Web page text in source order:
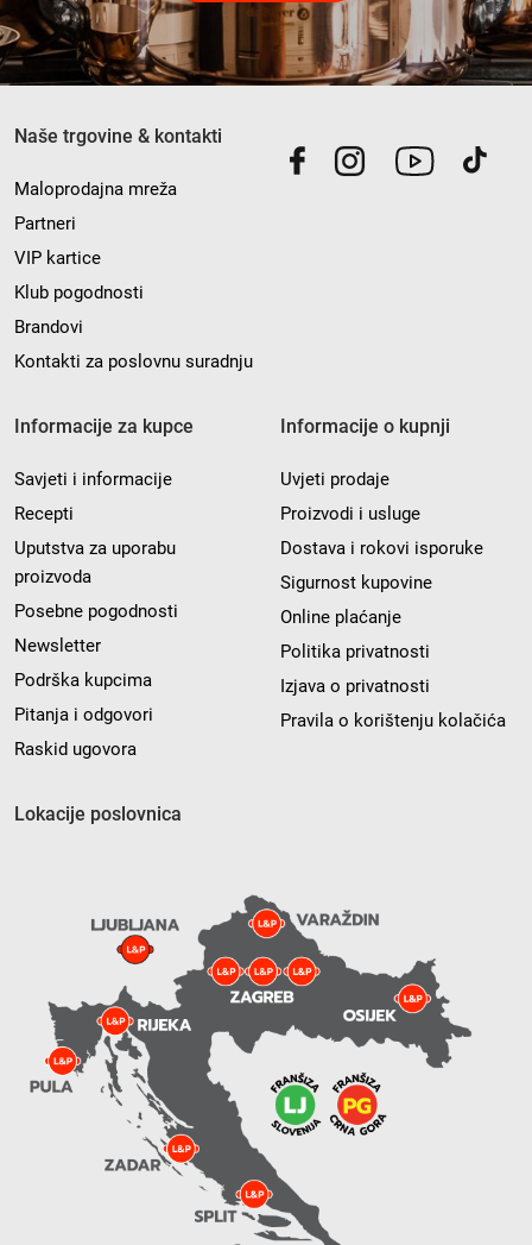
Naše trgovine & kontakti
Maloprodajna mreža
Partneri
VIP kartice
Klub pogodnosti
Brandovi
Kontakti za poslovnu suradnju
Informacije za kupce
Savjeti i informacije
Recepti
Uputstva za uporabu
proizvoda
Posebne pogodnosti
Newsletter
Podrška kupcima
Pitanja i odgovori
Raskid ugovora
Informacije o kupnji
Uvjeti prodaje
Proizvodi i usluge
Dostava i rokovi isporuke
Sigurnost kupovine
Online plaćanje
Politika privatnosti
Izjava o privatnosti
Pravila o korištenju kolačića
Lokacije poslovnica